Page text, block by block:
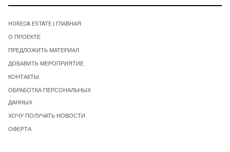
HORECA ESTATE | ГЛАВНАЯ
О ПРОЕКТЕ
ПРЕДЛОЖИТЬ МАТЕРИАЛ
ДОБАВИТЬ МЕРОПРИЯТИЕ
КОНТАКТЫ
ОБРАБОТКА ПЕРСОНАЛЬНЫХ
ДАННЫХ
ХОЧУ ПОЛУЧАТЬ НОВОСТИ
ОФЕРТА